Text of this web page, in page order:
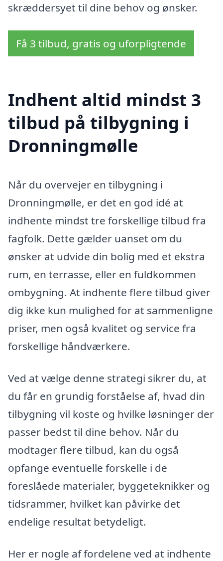
skræddersyet til dine behov og ønsker.
Få 3 tilbud, gratis og uforpligtende
Indhent altid mindst 3
tilbud på tilbygning i
Dronningmølle
Når du overvejer en tilbygning i
Dronningmølle, er det en god idé at
indhente mindst tre forskellige tilbud fra
fagfolk. Dette gælder uanset om du
ønsker at udvide din bolig med et ekstra
rum, en terrasse, eller en fuldkommen
ombygning. At indhente flere tilbud giver
dig ikke kun mulighed for at sammenligne
priser, men også kvalitet og service fra
forskellige håndværkere.
Ved at vælge denne strategi sikrer du, at
du får en grundig forståelse af, hvad din
tilbygning vil koste og hvilke løsninger der
passer bedst til dine behov. Når du
modtager flere tilbud, kan du også
opfange eventuelle forskelle i de
foreslåede materialer, byggeteknikker og
tidsrammer, hvilket kan påvirke det
endelige resultat betydeligt.
Her er nogle af fordelene ved at indhente